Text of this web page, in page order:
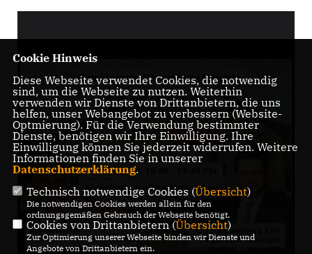
Cookie Hinweis
Diese Webseite verwendet Cookies, die notwendig
sind, um die Webseite zu nutzen. Weiterhin
verwenden wir Dienste von Drittanbietern, die uns
helfen, unser Webangebot zu verbessern (Website-
Optmierung). Für die Verwendung bestimmter
Dienste, benötigen wir Ihre Einwilligung. Ihre
Einwilligung können Sie jederzeit widerrufen. Weitere
Informationen finden Sie in unserer
Datenschutzerklärung.
Technisch notwendige Cookies (Übersicht)
Die notwendigen Cookies werden allein für den
ordnungsgemäßen Gebrauch der Webseite benötigt.
Cookies von Drittanbietern (Übersicht)
Zur Optimierung unserer Webseite binden wir Dienste und
Angebote von Drittanbietern ein.